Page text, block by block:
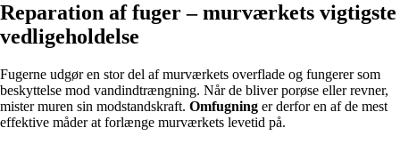
Reparation af fuger – murværkets vigtigste
vedligeholdelse
Fugerne udgør en stor del af murværkets overflade og fungerer som
beskyttelse mod vandindtrængning. Når de bliver porøse eller revner,
mister muren sin modstandskraft. Omfugning er derfor en af de mest
effektive måder at forlænge murværkets levetid på.